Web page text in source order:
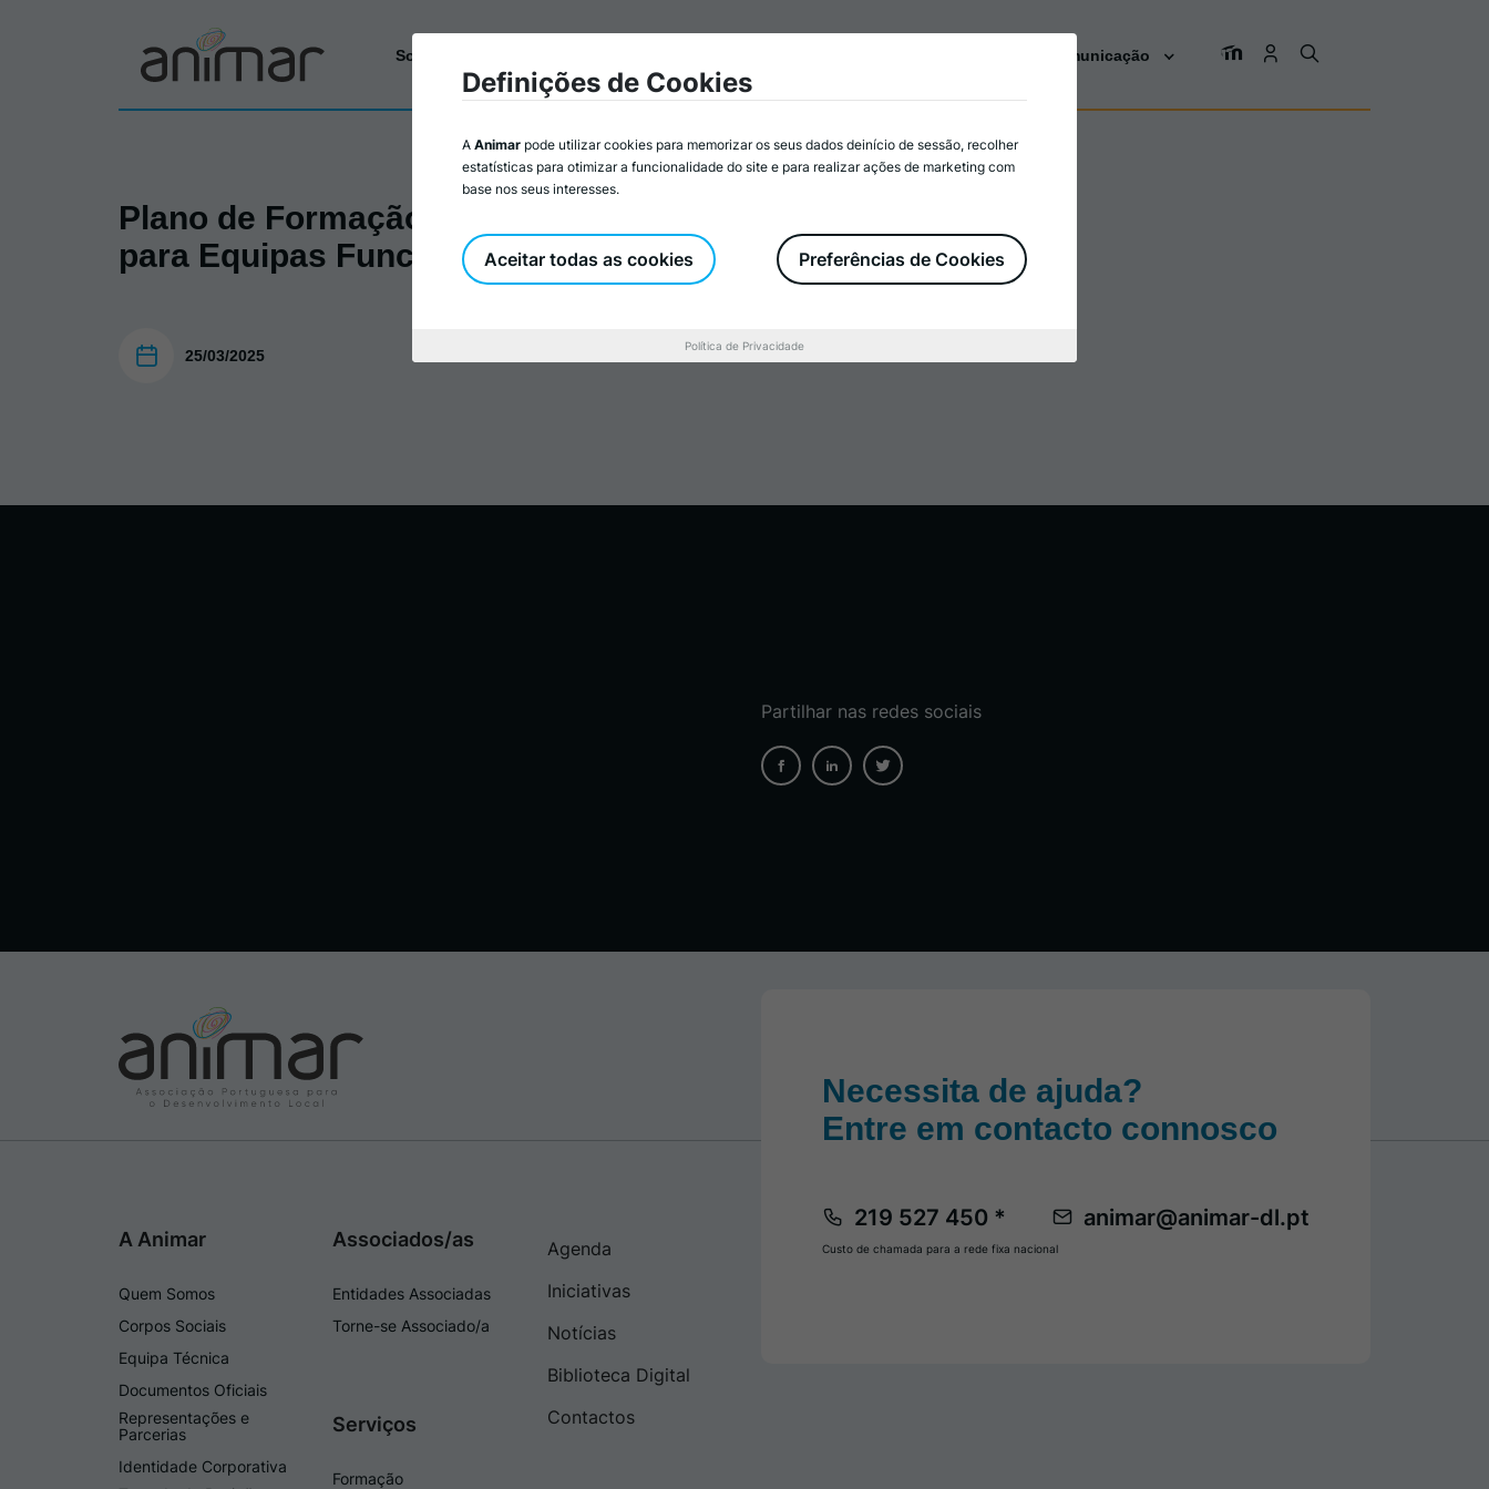
Sobre a Animar Comunicação
Plano de Formação_Comunicação
para Equipas Funcionais
25/03/2025
Partilhar nas redes sociais
A Animar
Quem Somos
Corpos Sociais
Equipa Técnica
Documentos Oficiais
Representações e
Parcerias
Identidade Corporativa
Associados/as
Entidades Associadas
Torne-se Associado/a
Serviços
Formação
Agenda
Iniciativas
Notícias
Biblioteca Digital
Contactos
Necessita de ajuda?
Entre em contacto connosco
219 527 450 * animar@animar-dl.pt
Custo de chamada para a rede fixa nacional
Definições de Cookies
A Animar pode utilizar cookies para memorizar os seus dados deinício de sessão, recolher
estatísticas para otimizar a funcionalidade do site e para realizar ações de marketing com
base nos seus interesses.
Preferências de Cookies
Aceitar todas as cookies
Política de Privacidade